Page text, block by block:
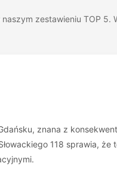
zestawieniu TOP
znana z
118 sprawia,